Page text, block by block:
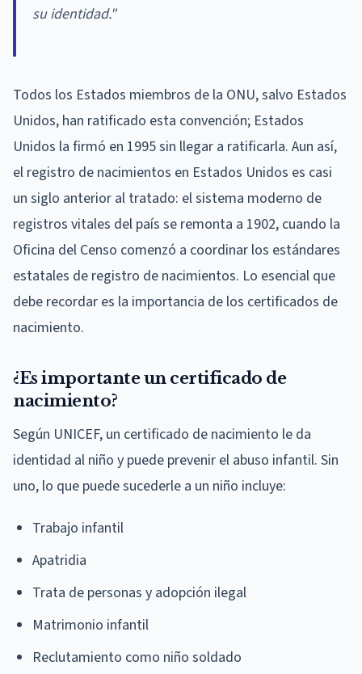
su identidad."
Todos los Estados miembros de la ONU, salvo Estados
Unidos, han ratificado esta convención; Estados
Unidos la firmó en 1995 sin llegar a ratificarla. Aun así,
el registro de nacimientos en Estados Unidos es casi
un siglo anterior al tratado: el sistema moderno de
registros vitales del país se remonta a 1902, cuando la
Oficina del Censo comenzó a coordinar los estándares
estatales de registro de nacimientos. Lo esencial que
debe recordar es la importancia de los certificados de
nacimiento.
¿Es importante un certificado de
nacimiento?
Según UNICEF, un certificado de nacimiento le da
identidad al niño y puede prevenir el abuso infantil. Sin
uno, lo que puede sucederle a un niño incluye:
Trabajo infantil
Apatridia
Trata de personas y adopción ilegal
Matrimonio infantil
Reclutamiento como niño soldado